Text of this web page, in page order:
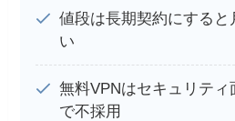
値段は長期契約にする
い
無料VPNはセキュリテ
で不採用